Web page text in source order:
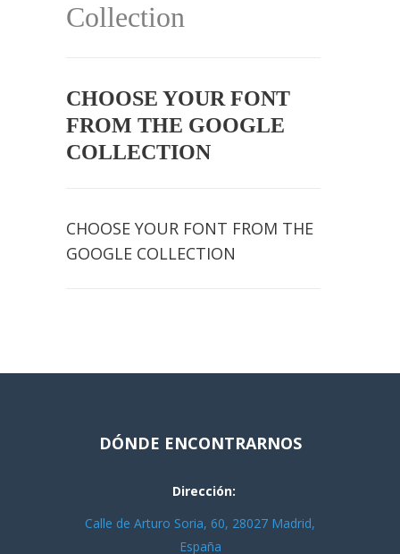
Collection
CHOOSE YOUR FONT
FROM THE GOOGLE
COLLECTION
CHOOSE YOUR FONT FROM THE
GOOGLE COLLECTION
DÓNDE ENCONTRARNOS
Dirección:
Calle de Arturo Soria, 60, 28027 Madrid,
España